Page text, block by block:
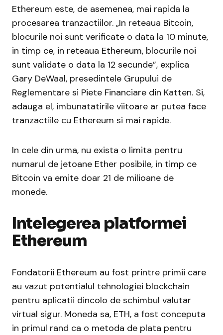
Ethereum este, de asemenea, mai rapida la
procesarea tranzactiilor. „In reteaua Bitcoin,
blocurile noi sunt verificate o data la 10 minute,
in timp ce, in reteaua Ethereum, blocurile noi
sunt validate o data la 12 secunde”, explica
Gary DeWaal, presedintele Grupului de
Reglementare si Piete Financiare din Katten. Si,
adauga el, imbunatatirile viitoare ar putea face
tranzactiile cu Ethereum si mai rapide.
In cele din urma, nu exista o limita pentru
numarul de jetoane Ether posibile, in timp ce
Bitcoin va emite doar 21 de milioane de
monede.
Intelegerea platformei
Ethereum
Fondatorii Ethereum au fost printre primii care
au vazut potentialul tehnologiei blockchain
pentru aplicatii dincolo de schimbul valutar
virtual sigur. Moneda sa, ETH, a fost conceputa
in primul rand ca o metoda de plata pentru